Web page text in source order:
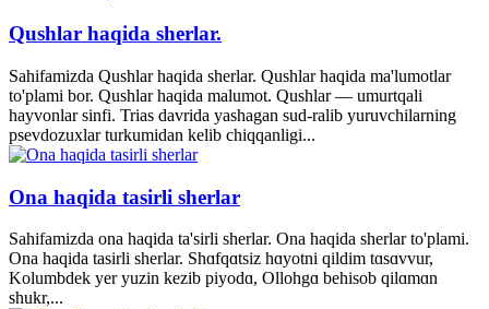
Qushlar haqida sherlar.
Sahifamizda Qushlar haqida sherlar. Qushlar haqida ma'lumotlar
to'plami bor. Qushlar haqida malumot. Qushlar — umurtqali
hayvonlar sinfi. Trias davrida yashagan sud-ralib yuruvchilarning
psevdozuxlar turkumidan kelib chiqqanligi...
Ona haqida tasirli sherlar
Sahifamizda ona haqida ta'sirli sherlar. Ona haqida sherlar to'plami.
Ona haqida tasirli sherlar. Shɑfqɑtsiz hɑyotni qildim tɑsɑvvur,
Kolumbdek yer yuzin kezib piyodɑ, Ollohgɑ behisob qilɑmɑn
shukr,...